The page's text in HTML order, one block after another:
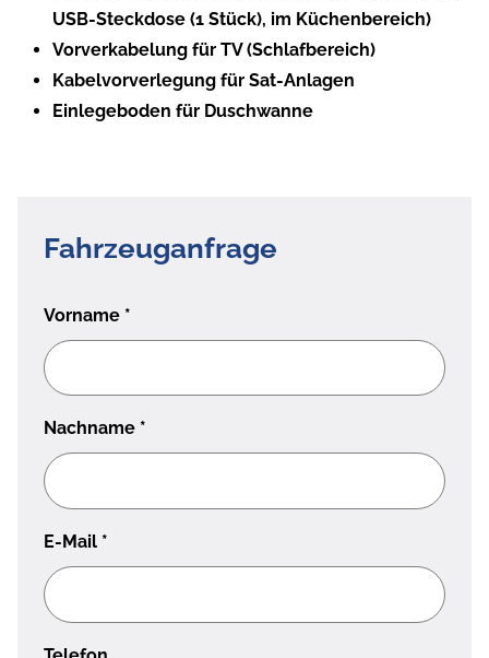
USB-Steckdose (1 Stück), im Küchenbereich)
Vorverkabelung für TV (Schlafbereich)
Kabelvorverlegung für Sat-Anlagen
Einlegeboden für Duschwanne
Fahrzeuganfrage
Vorname *
Nachname *
E-Mail *